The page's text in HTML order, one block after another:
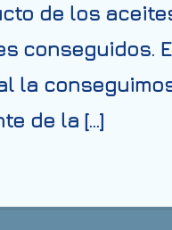
de los
conseguidos.
la
de la […]